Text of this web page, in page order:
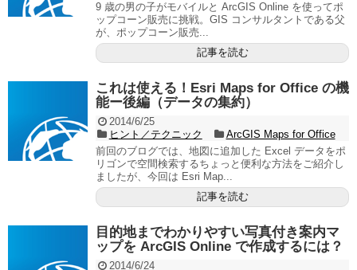
9 歳の男の子がモバイルと ArcGIS Online を使ってポ
ップコーン販売に挑戦。GIS コンサルタントである父
が、ポップコーン販売...
記事を読む
これは使える！Esri Maps for Office の機
能ー後編（データの集約）
2014/6/25
ヒント／テクニック
ArcGIS Maps for Office
前回のブログでは、地図に追加した Excel データをポ
リゴンで空間検索するちょっと便利な方法をご紹介し
ましたが、今回は Esri Map...
記事を読む
目的地までわかりやすい写真付き案内マ
ップを ArcGIS Online で作成するには？
2014/6/24